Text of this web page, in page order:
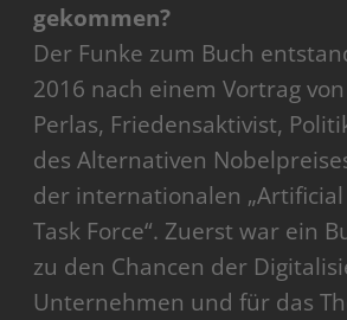
gekommen?
Der Funke zum Buch
2016 nach einem Vortrag
Perlas, Friedensaktivist,
des Alternativen
der internationalen
Task Force“. Zuerst war ein
zu den Chancen der
Unternehmen und für das